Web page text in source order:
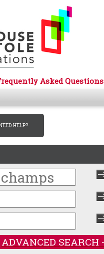
Asked Questions
HELP?
ADVANCED SEARCH